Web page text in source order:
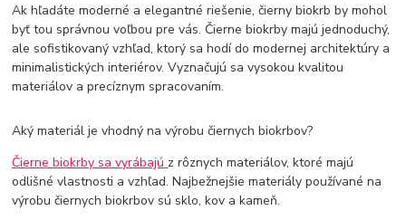
Ak hľadáte moderné a elegantné riešenie, čierny biokrb by mohol
byť tou správnou voľbou pre vás. Čierne biokrby majú jednoduchý,
ale sofistikovaný vzhľad, ktorý sa hodí do modernej architektúry a
minimalistických interiérov. Vyznačujú sa vysokou kvalitou
materiálov a precíznym spracovaním.
Aký materiál je vhodný na výrobu čiernych biokrbov?
Čierne biokrby sa vyrábajú z rôznych materiálov, ktoré majú
odlišné vlastnosti a vzhľad. Najbežnejšie materiály používané na
výrobu čiernych biokrbov sú sklo, kov a kameň.